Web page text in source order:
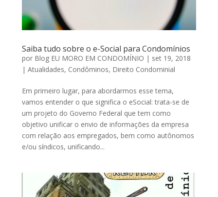
Saiba tudo sobre o e-Social para Condomínios
por Blog EU MORO EM CONDOMÍNIO | set 19, 2018
| Atualidades, Condôminos, Direito Condominial
Em primeiro lugar, para abordarmos esse tema,
vamos entender o que significa o eSocial: trata-se de
um projeto do Governo Federal que tem como
objetivo unificar o envio de informações da empresa
com relação aos empregados, bem como autônomos
e/ou síndicos, unificando...